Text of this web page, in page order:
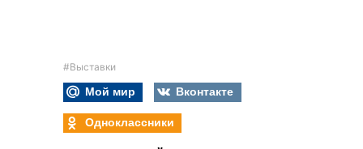
#Выставки
Мой мир
Вконтакте
Одноклассники